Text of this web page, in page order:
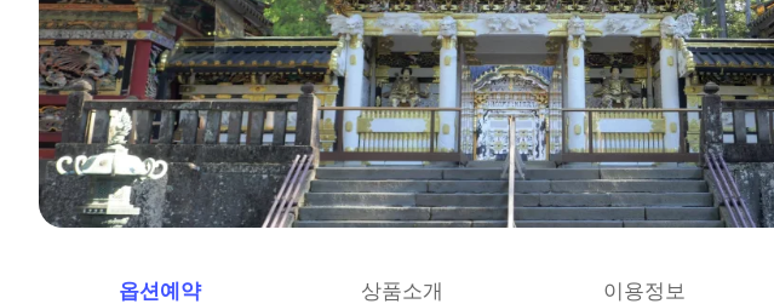
옵션예약 상품소개 이용정보